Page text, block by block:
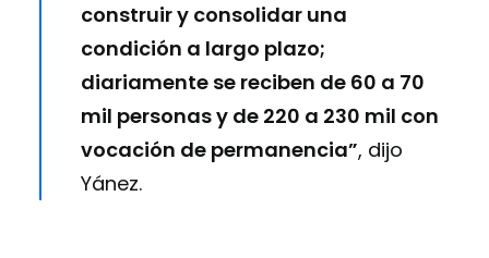
construir y consolidar una
condición a largo plazo;
diariamente se reciben de 60 a 70
mil personas y de 220 a 230 mil con
vocación de permanencia”, dijo
Yánez.